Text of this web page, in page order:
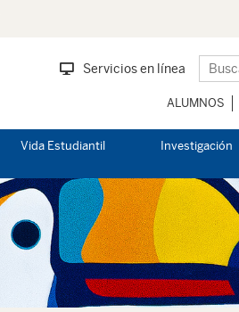
Servicios en línea
ALUMNOS
Vida Estudiantil Investigación